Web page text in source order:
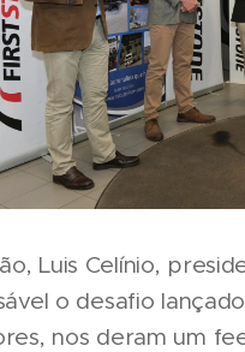
Luis Celínio,
o desafio
nos deram um